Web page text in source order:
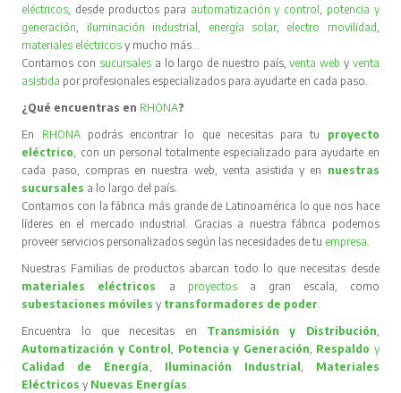
eléctricos, desde productos para automatización y control, potencia y
generación, iluminación industrial, energía solar, electro movilidad,
materiales eléctricos y mucho más…
Contamos con sucursales a lo largo de nuestro país,venta web y venta
asistida por profesionales especializados para ayudarte en cada paso.
¿Qué encuentras en RHONA?
En RHONA podrás encontrar lo que necesitas para tu proyecto
eléctrico, con un personal totalmente especializado para ayudarte en
cada paso, compras en nuestra web, venta asistida y en nuestras
sucursales a lo largo del país.
Contamos con la fábrica más grande de Latinoamérica lo que nos hace
líderes en el mercado industrial. Gracias a nuestra fábrica podemos
proveer servicios personalizados según las necesidades de tu empresa.
Nuestras Familias de productos abarcan todo lo que necesitas desde
materiales eléctricos
a proyectos
a gran escala, como
subestaciones móvilesy transformadores de poder.
Encuentra lo que necesitas en Transmisión y Distribución,
Automatización y Control, Potencia y Generación, Respaldo y
Calidad de Energía, Iluminación Industrial , Materiales
Eléctricos y Nuevas Energías.